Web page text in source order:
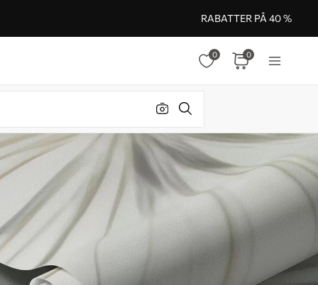
RABATTER PÅ 40 %
0 0